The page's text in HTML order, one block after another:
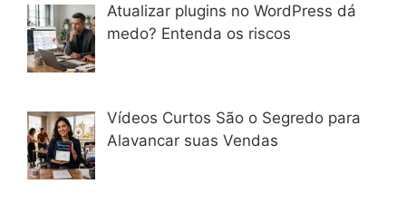
Atualizar plugins no WordPress dá
medo? Entenda os riscos
Vídeos Curtos São o Segredo para
Alavancar suas Vendas